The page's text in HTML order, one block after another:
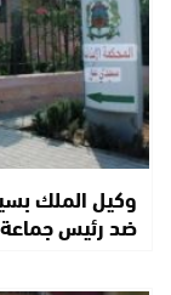
وكيل الملك
ضد رئيس جماعة